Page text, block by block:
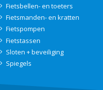
Fietsbellen- en toeters
Fietsmanden- en kratten
Fietspompen
Fietstassen
Sloten + beveiliging
Spiegels